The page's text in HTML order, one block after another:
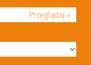
Przeglądaj »